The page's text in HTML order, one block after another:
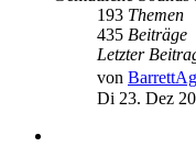
193 Themen
435 Beiträge
Letzter
von
Di 23. Dez